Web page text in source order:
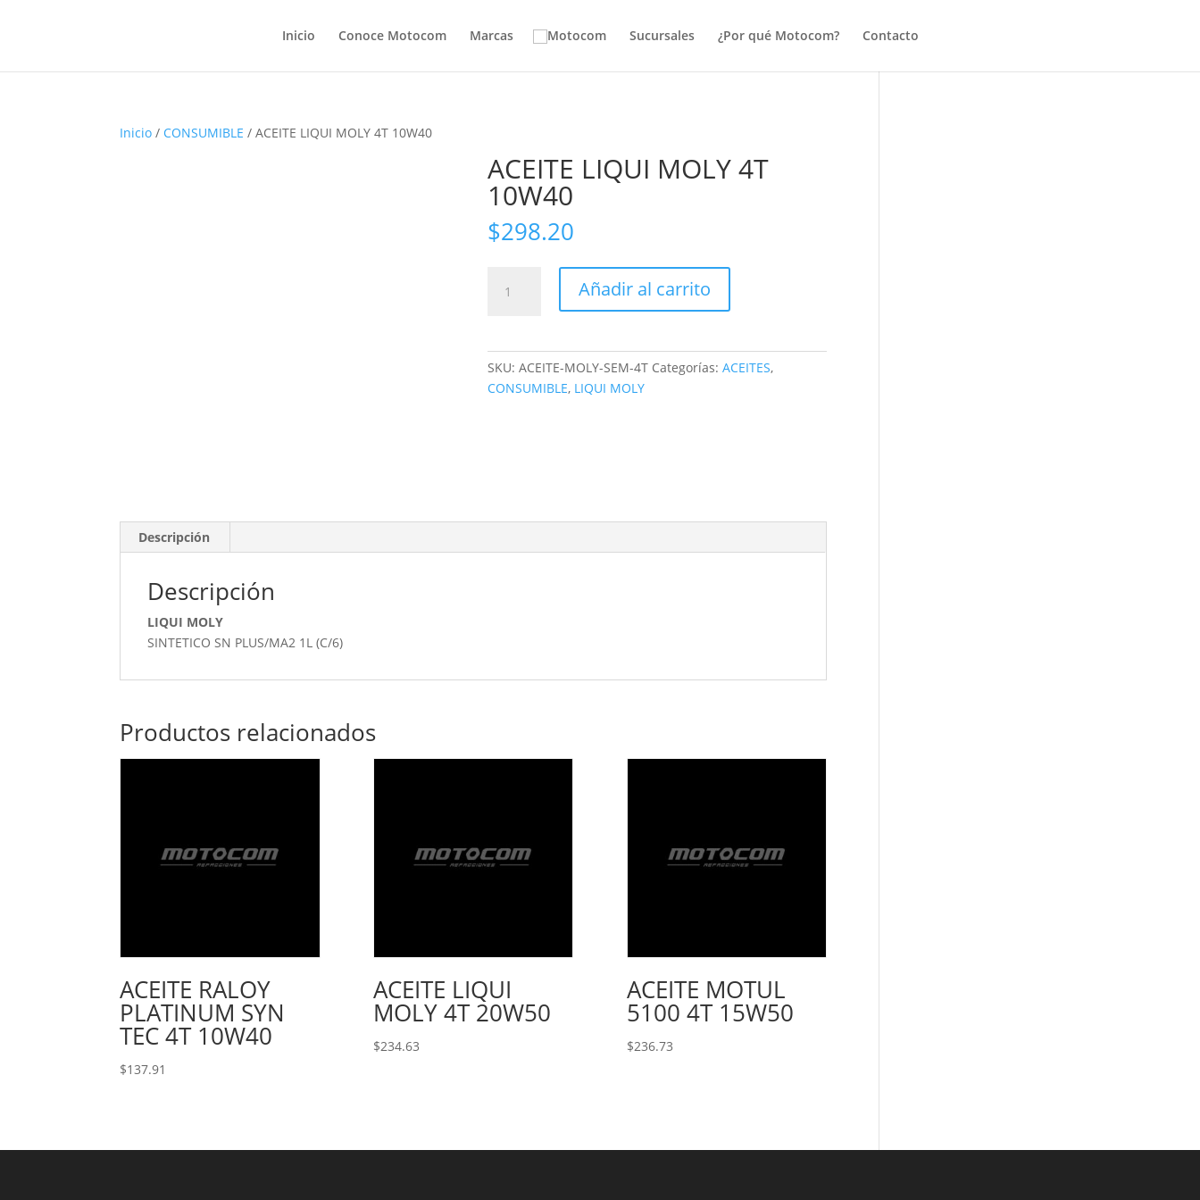
Inicio Conoce Motocom Marcas Sucursales ¿Por qué Motocom? Contacto
Inicio / CONSUMIBLE / ACEITE LIQUI MOLY 4T 10W40
ACEITE LIQUI MOLY 4T
10W40
$298.20
LIQUI
Añadir al carrito
SKU:ACEITE-MOLY-SEM-4T Categorías:ACEITES,
CONSUMIBLE, LIQUI MOLY
Descripción
Descripción
LIQUI MOLY
SINTETICO SN PLUS/MA2 1L (C/6)
Productos relacionados
ACEITE RALOY
PLATINUM SYN
TEC 4T 10W40
$137.91
ACEITE LIQUI
MOLY 4T 20W50
$234.63
ACEITE MOTUL
5100 4T 15W50
$236.73